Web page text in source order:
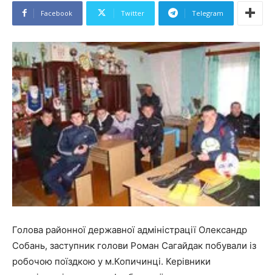
Facebook Twitter Telegram
Голова районної державної адміністрації Олександр
Собань, заступник голови Роман Сагайдак побували із
робочою поїздкою у м.Копичинці. Керівники